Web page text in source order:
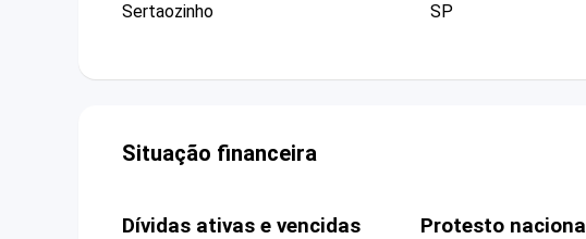
Sertaozinho
SP
Situação financeira
Dívidas ativas e vencidas Protesto nacional